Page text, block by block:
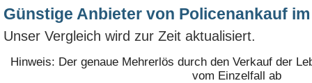
Günstige Anbieter von Policenankauf
Unser Vergleich wird zur Zeit aktualisiert.
Hinweis: Der genaue Mehrerlös durch den Verkauf der
vom Einzelfall ab